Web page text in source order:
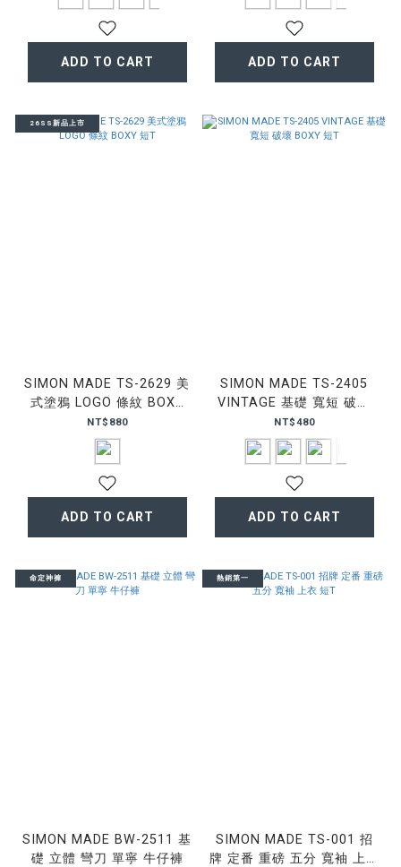
ADD TO CART ADD TO CART
26SS新品上市
SIMON MADE TS-2629 美
式塗鴉 LOGO 條紋 BOXY
短T
NT$880
ADD TO CART
SIMON MADE TS-2405
VINTAGE 基礎 寬短 破壞
BOXY 短T
NT$480
ADD TO CART
命定神褲
SIMON MADE BW-2511 基
礎 立體 彎刀 單寧 牛仔褲
熱銷第一
SIMON MADE TS-001 招
牌 定番 重磅 五分 寬袖 上衣